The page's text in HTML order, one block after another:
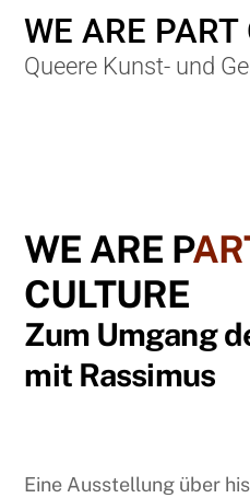
Skip
content
WE ARE PART
Queere Kunst- und
WE ARE P
CULTURE
Zum Umgang
mit Rassimus
Eine Ausstellung über